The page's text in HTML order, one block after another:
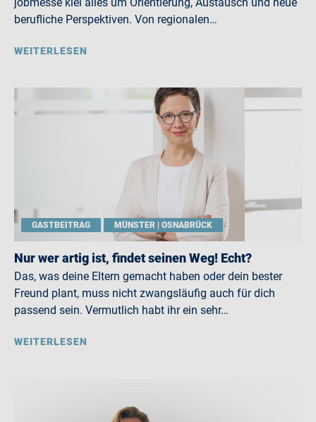
berufliche Perspektiven. Von regionalen…
WEITERLESEN
GASTBEITRAG MÜNSTER | OSNABRÜCK
Nur wer artig ist, findet seinen Weg! Echt?
Das, was deine Eltern gemacht haben oder dein bester
Freund plant, muss nicht zwangsläufig auch für dich
passend sein. Vermutlich habt ihr ein sehr…
WEITERLESEN